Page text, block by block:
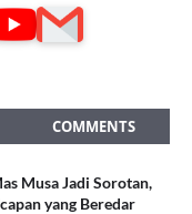
COMMENTS
Musa Jadi Sorotan,
yang Beredar